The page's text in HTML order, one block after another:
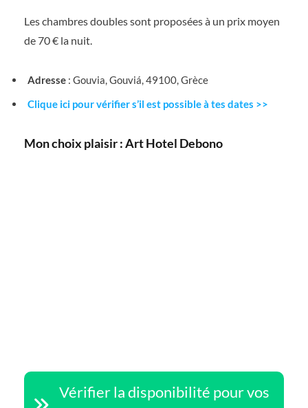
Les chambres doubles sont proposées à un prix moyen
de 70 € la nuit.
Adresse : Gouvia, Gouviá, 49100, Grèce
Clique ici pour vérifier s’il est possible à tes dates >>
Mon choix plaisir : Art Hotel Debono
Vérifier la disponibilité pour vos